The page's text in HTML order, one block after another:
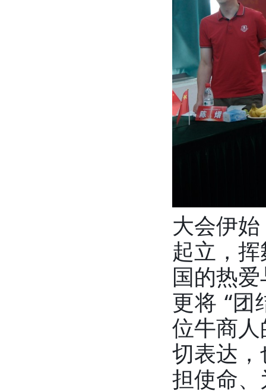
大会伊
起立，
国的热
更将 “团
位牛商
切表达
担使命